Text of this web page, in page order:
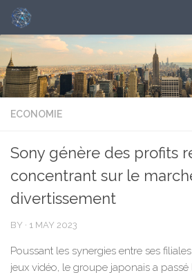
ECONOMIE
Sony génère des profits
concentrant sur le
divertissement
BY · 1 MAY 2023
Poussant les synergies entre ses
jeux vidéo, le groupe japonais a